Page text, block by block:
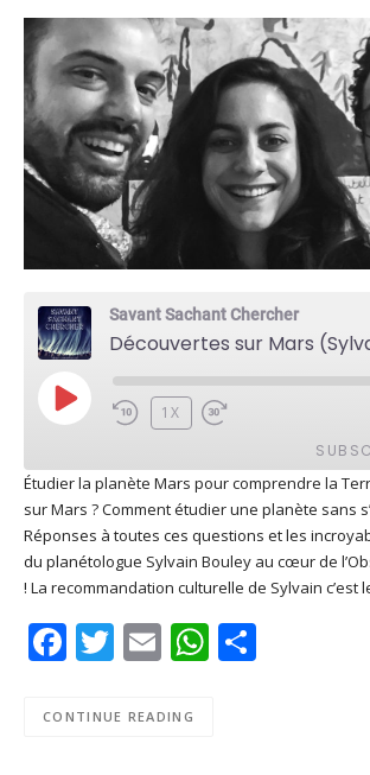
Savant Sachant Chercher
Découvertes sur Mars
PLAY
EPISODE
1X
Apple Podcasts Deezer
Google Play
Podcast Addict RSS
Spotify
RSS FEED
SHARE
LINK
Étudier la planète Mars pour comprendre la
sur Mars ? Comment étudier une planète sans
Réponses à toutes ces questions et les
du planétologue Sylvain Bouley au cœur de
! La recommandation culturelle de Sylvain c’est
Facebook
Twitter
EmailWhatsApp
CONTINUE READING